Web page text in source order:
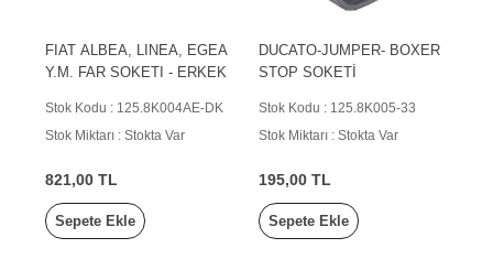
FIAT ALBEA, LINEA, EGEA
Y.M. FAR SOKETI - ERKEK
Stok Kodu : 125.8K004AE-DK
Stok Miktarı : Stokta Var
821,00 TL
Sepete Ekle
DUCATO-JUMPER- BOXER
STOP SOKETİ
Stok Kodu : 125.8K005-33
Stok Miktarı : Stokta Var
195,00 TL
Sepete Ekle